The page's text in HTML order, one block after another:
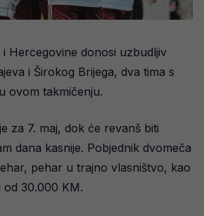
i Hercegovine donosi uzbudljiv
i Širokog Brijega, dva tima s
ovom takmičenju.
za 7. maj, dok će revanš biti
dana kasnije. Pobjednik dvomeča
pehar u trajno vlasništvo, kao
30.000 KM.